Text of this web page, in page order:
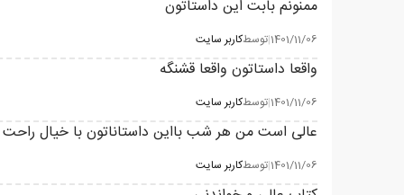
ممنونم بابت این داستاتون
1401/11/06
|توسطکاربر سایت
واقعا داستاتون واقعا قشنگه
1401/11/06
|توسطکاربر سایت
عالی است من هر شب بااین داستاناتون با خیال راحت
1401/11/06
|توسطکاربر سایت